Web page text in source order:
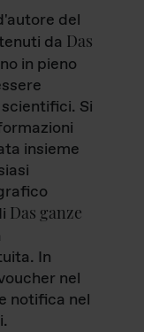
del
da Das
in pieno
Si
insieme
Das ganze
In
nel
notifica nel